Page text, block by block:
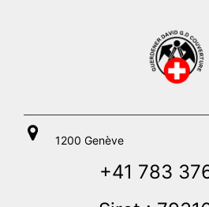
1200 Genève
+41 783